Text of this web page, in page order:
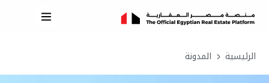
الرئيسية المدونة